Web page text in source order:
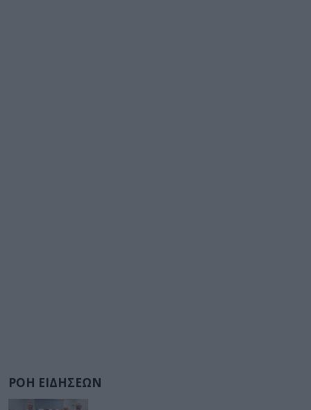
ΡΟΗ ΕΙΔΗΣΕΩΝ